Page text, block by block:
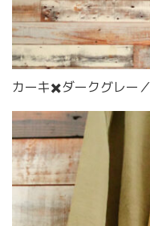
カーキ✖️ダークグレー